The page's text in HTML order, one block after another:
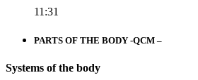
11:31
PARTS OF THE BODY -QCM –
Systems of the body